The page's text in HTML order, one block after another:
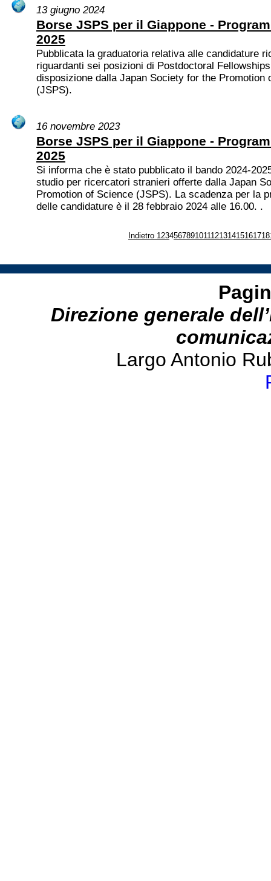
13 giugno 2024
Borse JSPS per il Giappone -
2025
Pubblicata la graduatoria relativa alle candidature
riguardanti sei posizioni di Postdoctoral
disposizione dalla Japan Society for the Promotion
(JSPS).
16 novembre 2023
Borse JSPS per il Giappone -
2025
Si informa che è stato pubblicato il bando 2024-
studio per ricercatori stranieri offerte dalla Japan
Promotion of Science (JSPS). La scadenza per la
delle candidature è il 28 febbraio 2024 alle 16.00. .
Indietro 123456789101112131415161718
Direzione generale
Largo Antonio